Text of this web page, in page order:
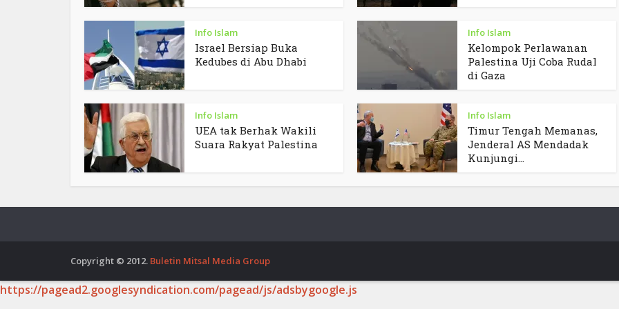
Info Islam
Israel Bersiap Buka
Kedubes di Abu Dhabi
Info Islam
Kelompok Perlawanan
Palestina Uji Coba Rudal
di Gaza
Info Islam
UEA tak Berhak Wakili
Suara Rakyat Palestina
Info Islam
Timur Tengah Memanas,
Jenderal AS Mendadak
Kunjungi...
Copyright © 2012. Buletin Mitsal Media Group
https://pagead2.googlesyndication.com/pagead/js/adsbygoogle.js